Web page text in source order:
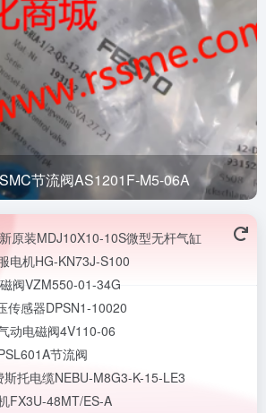
节流阀AS1201F-M5-06A
原装MDJ10X10-10S微型无杆气缸
电机HG-KN73J-S100
阀VZM550-01-34G
传感器DPSN1-10020
动电磁阀4V110-06
节流阀
托电缆NEBU-M8G3-K-15-LE3
FX3U-48MT/ES-A